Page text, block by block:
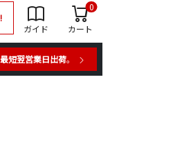
ガイド
カート
0
最短翌営業日出荷。